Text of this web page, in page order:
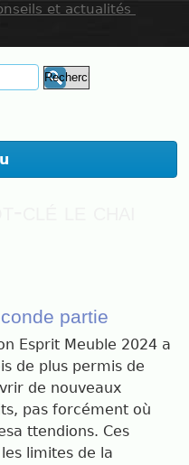
et actualités
partie
Esprit Meuble 2024 a
de plus permis de
de nouveaux
pas forcément où
ttendions. Ces
limites de la